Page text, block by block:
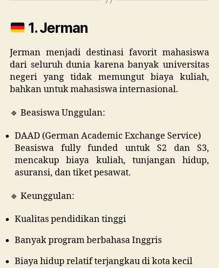
1. Jerman
Jerman menjadi destinasi favorit mahasiswa
dari seluruh dunia karena banyak universitas
negeri yang tidak memungut biaya kuliah,
bahkan untuk mahasiswa internasional.
🔹 Beasiswa Unggulan:
DAAD (German Academic Exchange Service)
Beasiswa fully funded untuk S2 dan S3,
mencakup biaya kuliah, tunjangan hidup,
asuransi, dan tiket pesawat.
🔹 Keunggulan:
Kualitas pendidikan tinggi
Banyak program berbahasa Inggris
Biaya hidup relatif terjangkau di kota kecil